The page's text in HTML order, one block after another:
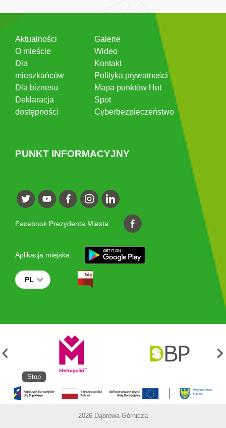
Aktualności
O mieście
Dla
mieszkańców
Dla biznesu
Deklaracja
dostępności
Galerie
Wideo
Kontakt
Polityka prywatności
Mapa punktów Hot
Spot
Cyberbezpieczeństwo
PUNKT INFORMACYJNY
Facebook Prezydenta Miasta
Aplikacja miejska
PL
Stop
2026 Dąbrowa Górnicza